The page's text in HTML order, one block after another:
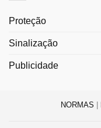
Proteção
Sinalização
Publicidade
NORMAS